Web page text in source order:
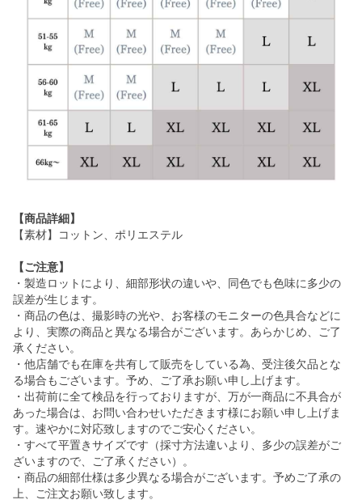
【商品詳細】
【素材】コットン、ポリエステル
【ご注意】
・製造ロットにより、細部形状の違いや、同色でも色味に多少の
誤差が生じます。
・商品の色は、撮影時の光や、お客様のモニターの色具合などに
より、実際の商品と異なる場合がございます。あらかじめ、ご了
承ください。
・他店舗でも在庫を共有して販売をしている為、受注後欠品とな
る場合もございます。予め、ご了承お願い申し上げます。
・出荷前に全て検品を行っておりますが、万が一商品に不具合が
あった場合は、お問い合わせいただきます様にお願い申し上げま
す。速やかに対応致しますのでご安心ください。
・すべて平置きサイズです（採寸方法違いより、多少の誤差がご
ざいますので、ご了承ください）。
・商品の細部仕様は多少異なる場合がございます。予めご了承の
上、ご注文お願い致します。